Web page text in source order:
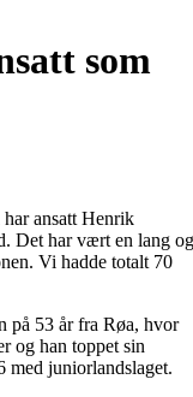
som
ansatt Henrik
Det har vært en lang og
Vi hadde totalt 70
på 53 år fra Røa, hvor
og han toppet sin
med juniorlandslaget.